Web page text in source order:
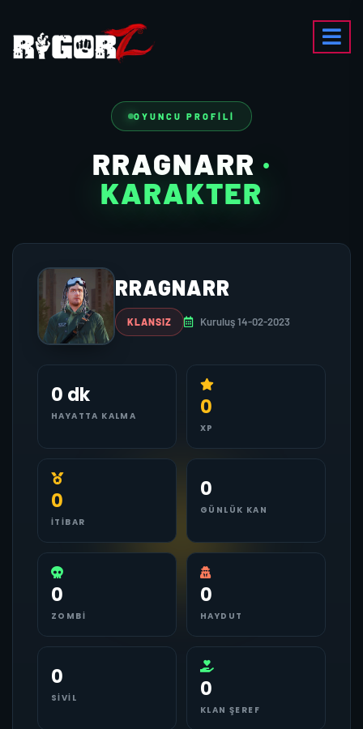
OYUNCU PROFILI
RRAGNARR ·
KARAKTER
RRAGNARR
KLANSIZ Kuruluş 14-02-2023
0 dk
HAYATTA KALMA 0
XP
0
İTIBAR
0
GÜNLÜK KAN
0
ZOMBI
0
HAYDUT
0
SIVIL 0
KLAN ŞEREF